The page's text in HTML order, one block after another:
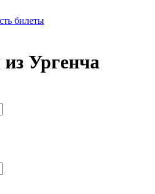
билеты
Ургенча